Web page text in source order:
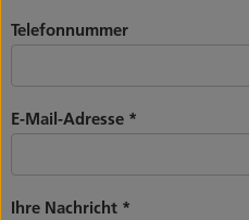
Telefonnummer
E-Mail-Adresse *
Ihre Nachricht *